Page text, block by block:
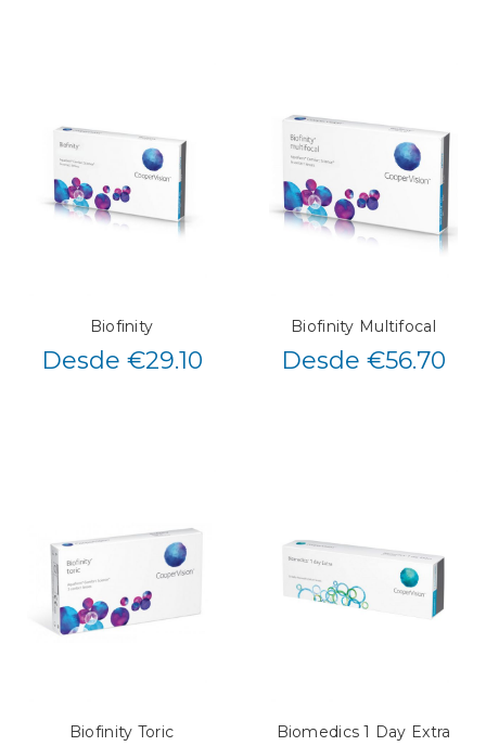
Biofinity
Desde €29.10
Biofinity Multifocal
Desde €56.70
Biofinity Toric Biomedics 1 Day Extra